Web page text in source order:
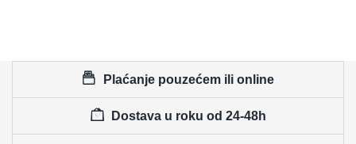
Plaćanje pouzećem ili online
Dostava u roku od 24-48h